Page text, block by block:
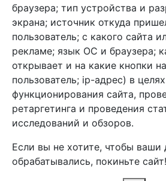
Арбен текстиль г. Щелково, пер.
1-й Советский д.25, владение 2.
Мы в соц. сетях
2026 Copyright ©
браузера; тип устройства и
экрана; источник откуда
пользователь; с какого сайта
рекламе; язык ОС и браузера;
открывает и на какие кнопки
пользователь; ip-адрес) в целях
функционирования сайта,
ретаргетинга и проведения
исследований и обзоров.
Если вы не хотите, чтобы ваши
обрабатывались, покиньте сайт!